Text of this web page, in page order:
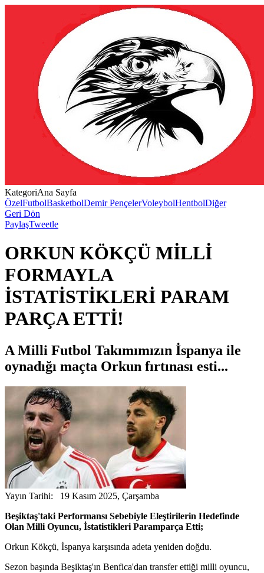
KategoriAna Sayfa
ÖzelFutbolBasketbolDemir PençelerVoleybolHentbolDiğer
Geri Dön
PaylaşTweetle
ORKUN KÖKÇÜ MİLLİ
FORMAYLA
İSTATİSTİKLERİ PARAM
PARÇA ETTİ!
A Milli Futbol Takımımızın İspanya ile
oynadığı maçta Orkun fırtınası esti...
Yayın Tarihi: 19 Kasım 2025, Çarşamba
Beşiktaş'taki Performansı Sebebiyle Eleştirilerin Hedefinde
Olan Milli Oyuncu, İstatistikleri Paramparça Etti;
Orkun Kökçü, İspanya karşısında adeta yeniden doğdu.
Sezon başında Beşiktaş'ın Benfica'dan transfer ettiği milli oyuncu,